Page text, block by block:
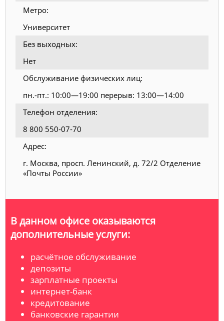
Метро:
Университет
Без выходных:
Нет
Обслуживание физических лиц:
пн.-пт.: 10:00—19:00 перерыв: 13:00—14:00
Телефон отделения:
8 800 550-07-70
Адрес:
г. Москва, просп. Ленинский, д. 72/2 Отделение
«Почты России»
В данном офисе оказываются
дополнительные услуги:
расчётное обслуживание
депозиты
зарплатные проекты
интернет-банк
кредитование
банковские гарантии